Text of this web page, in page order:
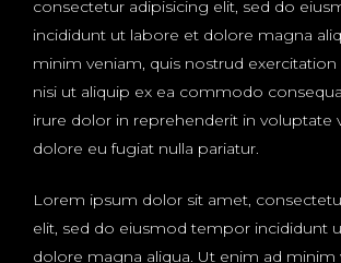
consectetur adipisicing elit, sed do
incididunt ut labore et dolore magna
minim veniam, quis nostrud
nisi ut aliquip ex ea commodo
irure dolor in reprehenderit in voluptate
dolore eu fugiat nulla pariatur.
Lorem ipsum dolor sit amet,
elit, sed do eiusmod tempor incididunt
dolore magna aliqua. Ut enim ad minim